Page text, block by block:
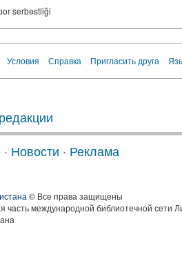
serbestliği
Условия Справка Пригласить друга
· Новости · Реклама
© Все права защищены
часть международной библиотечной сети